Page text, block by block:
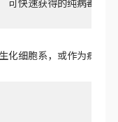
化细胞系，或作为病毒